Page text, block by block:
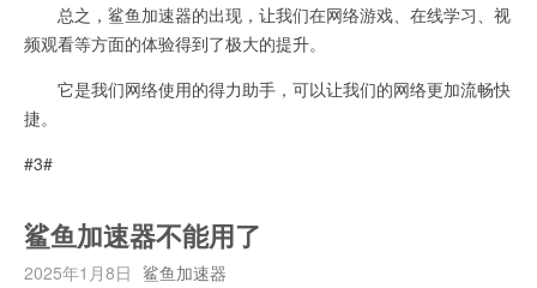
总之，鲨鱼加速器的出现，让我们在网络游戏、在线学习、视
频观看等方面的体验得到了极大的提升。
它是我们网络使用的得力助手，可以让我们的网络更加流畅快
捷。
#3#
鲨鱼加速器不能用了
2025年1月8日 鲨鱼加速器